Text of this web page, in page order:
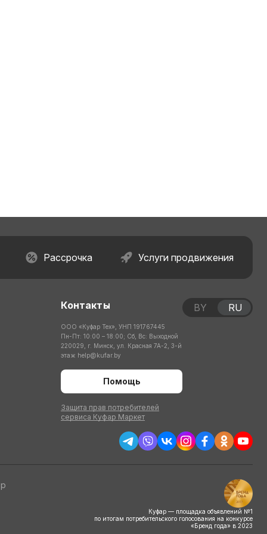
Рассрочка Услуги продвижения
Контакты
ООО «Куфар Тех», УНП 191767445
Пн-Пт: 10:00 – 18:00; Сб, Вс: Выходной
220029, г. Минск, ул. Красная 7А-2, 3-й
этаж help@kufar.by
Помощь
Защита прав потребителей
сервиса Куфар Маркет
BY RU
Куфар — площадка объявлений №1
по итогам потребительского голосования на конкурсе
«Бренд года» в 2023